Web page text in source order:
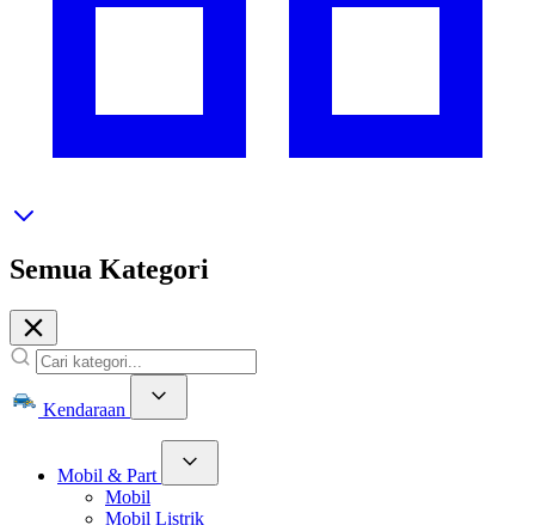
Semua Kategori
Kendaraan
Mobil & Part
Mobil
Mobil Listrik